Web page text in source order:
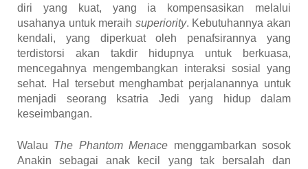
diri yang kuat, yang ia kompensasikan melalui
usahanya untuk meraih superiority. Kebutuhannya akan
kendali, yang diperkuat oleh penafsirannya yang
terdistorsi akan takdir hidupnya untuk berkuasa,
mencegahnya mengembangkan interaksi sosial yang
sehat. Hal tersebut menghambat perjalanannya untuk
menjadi seorang ksatria Jedi yang hidup dalam
keseimbangan.
Walau The Phantom Menace menggambarkan sosok
Anakin sebagai anak kecil yang tak bersalah dan